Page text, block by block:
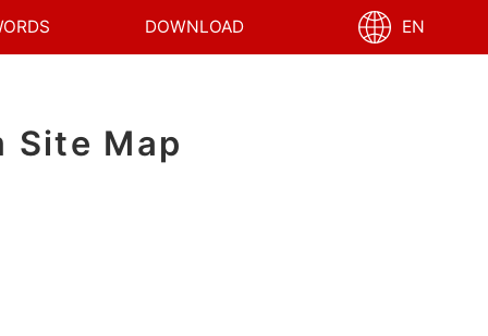
EN
DOWNLOAD
Site Map